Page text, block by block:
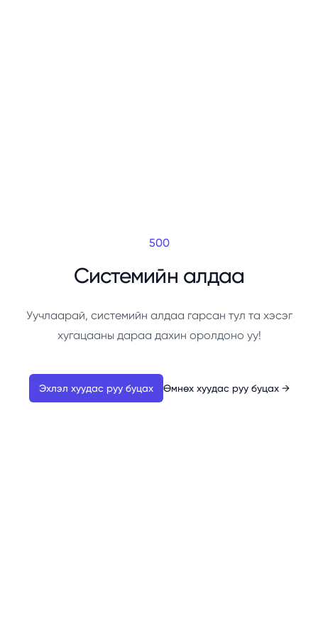
500
Системийн алдаа
Уучлаарай, системийн алдаа гарсан тул та хэсэг
хугацааны дараа дахин оролдоно уу!
Эхлэл хуудас руу буцах Өмнөх хуудас руу буцах →